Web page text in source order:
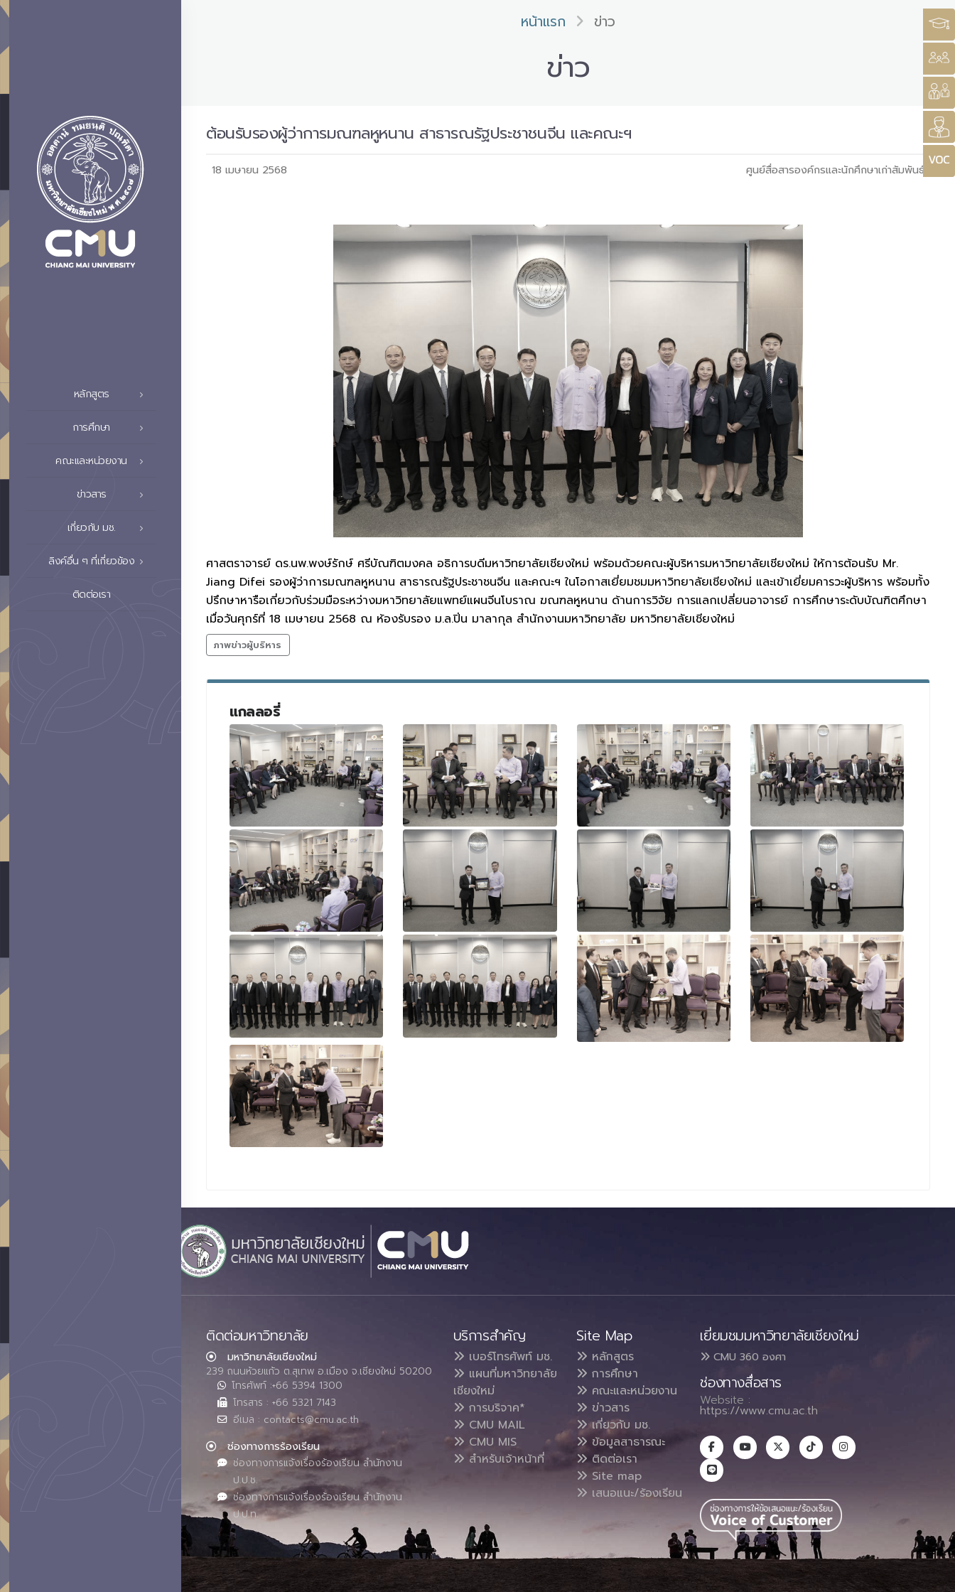
หลักสูตร
การศึกษา
คณะและหน่วยงาน
ข่าวสาร
เกี่ยวกับ มช.
ลิงค์อื่น ๆ ที่เกี่ยวข้อง
ติดต่อเรา
หน้าแรก ข่าว
ข่าว
ต้อนรับรองผู้ว่าการมณฑลหูหนาน สาธารณรัฐประชาชนจีน และคณะฯ
18 เมษายน 2568 ศูนย์สื่อสารองค์กรและนักศึกษาเก่าสัมพันธ์
ศาสตราจารย์ ดร.นพ.พงษ์รักษ์ ศรีบัณฑิตมงคล อธิการบดีมหาวิทยาลัยเชียงใหม่ พร้อมด้วยคณะผู้บริหารมหาวิทยาลัยเชียงใหม่ ให้การต้อนรับ Mr.
Jiang Difei รองผู้ว่าการมณฑลหูหนาน สาธารณรัฐประชาชนจีน และคณะฯ ในโอกาสเยี่ยมชมมหาวิทยาลัยเชียงใหม่ และเข้าเยี่ยมคารวะผู้บริหาร พร้อมทั้ง
ปรึกษาหารือเกี่ยวกับร่วมมือระหว่างมหาวิทยาลัยแพทย์แผนจีนโบราณ ฆณฑลหูหนาน ด้านการวิจัย การแลกเปลี่ยนอาจารย์ การศึกษาระดับบัณฑิตศึกษา
เมื่อวันศุกร์ที่ 18 เมษายน 2568 ณ ห้องรับรอง ม.ล.ปิ่น มาลากุล สำนักงานมหาวิทยาลัย มหาวิทยาลัยเชียงใหม่
ภาพข่าวผู้บริหาร
แกลลอรี่
ติดต่อมหาวิทยาลัย
มหาวิทยาลัยเชียงใหม่
239 ถนนห้วยแก้ว ต.สุเทพ อ.เมือง จ.เชียงใหม่ 50200
โทรศัพท์ :+66 5394 1300
โทรสาร : +66 5321 7143
อีเมล : contacts@cmu.ac.th
ช่องทางการร้องเรียน
ช่องทางการแจ้งเรื่องร้องเรียน สำนักงาน
ป.ป.ช.
ช่องทางการแจ้งเรื่องร้องเรียน สำนักงาน
ป.ป.ท.
บริการสำคัญ
เบอร์โทรศัพท์ มช.
แผนที่มหาวิทยาลัย
เชียงใหม่
การบริจาค*
CMU MAIL
CMU MIS
สำหรับเจ้าหน้าที่
Site Map
หลักสูตร
การศึกษา
คณะและหน่วยงาน
ข่าวสาร
เกี่ยวกับ มช.
ข้อมูลสาธารณะ
ติดต่อเรา
Site map
เสนอแนะ/ร้องเรียน
เยี่ยมชมมหาวิทยาลัยเชียงใหม่
CMU 360 องศา
ช่องทางสื่อสาร
Website :
https://www.cmu.ac.th